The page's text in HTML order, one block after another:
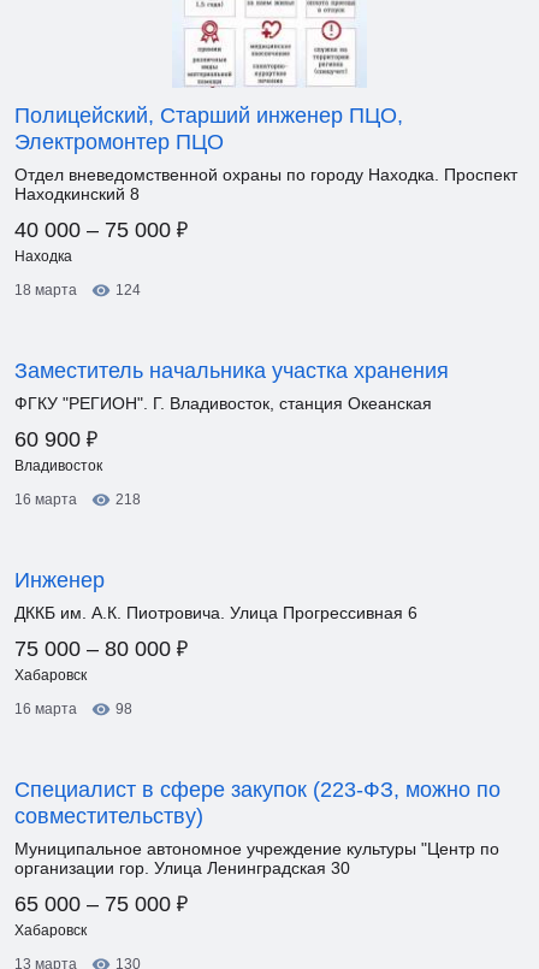
Полицейский, Старший инженер ПЦО,
Электромонтер ПЦО
Отдел вневедомственной охраны по городу Находка. Проспект
Находкинский 8
40 000 – 75 000 ₽
Находка
18 марта
124
Заместитель начальника участка хранения
ФГКУ "РЕГИОН". Г. Владивосток, станция Океанская
60 900 ₽
Владивосток
16 марта
218
Инженер
ДККБ им. А.К. Пиотровича. Улица Прогрессивная 6
75 000 – 80 000 ₽
Хабаровск
16 марта
98
Специалист в сфере закупок (223-ФЗ, можно по
совместительству)
Муниципальное автономное учреждение культуры "Центр по
организации гор. Улица Ленинградская 30
65 000 – 75 000 ₽
Хабаровск
13 марта
130